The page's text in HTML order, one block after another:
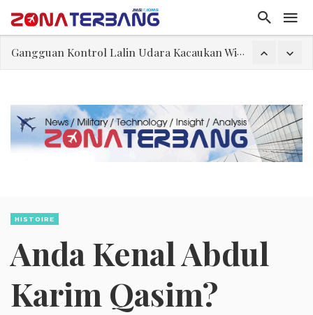
Gangguan Kontrol Lalin Udara Kacaukan Widwest
Dua Pesawat Nyaris Tabrakan di Haneda
Kedutaan Palestina Gelar Aksi Kerja Sukarela di Menteng sebagai Bentuk Terima Kasih kepada Indonesia
Sjafrie Sjamsoeddin: Jangan Sakiti Hati Rakyat
HISTOIRE
Anda Kenal Abdul
Karim Qasim?